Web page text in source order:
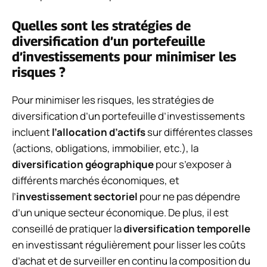
Quelles sont les stratégies de
diversification d’un portefeuille
d’investissements pour minimiser les
risques ?
Pour minimiser les risques, les stratégies de
diversification d’un portefeuille d’investissements
incluentl’allocation d’actifssur différentes classes
(actions, obligations, immobilier, etc.), la
diversification géographiquepour s’exposer à
différents marchés économiques, et
l’investissement sectoriel pour ne pas dépendre
d’un unique secteur économique. De plus, il est
conseillé de pratiquer ladiversification temporelle
en investissant régulièrement pour lisser les coûts
d’achat et de surveiller en continu la composition du